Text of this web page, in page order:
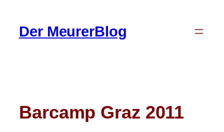
springen
Der MeurerBlog
Barcamp Graz 2011